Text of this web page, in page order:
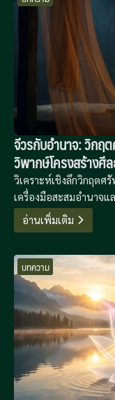
จีวรกับอำนาจ: วิกฤ
วิพากษ์โครงสร้างศี
วิเคราะห์เชิงลึกวิกฤตศ
เครื่องมือสะสมอำนาจแ
กรอบคิดของ
โครงสร้างอำนาจที่ซ่อน
อ่านเพิ่มเติม
บทความ